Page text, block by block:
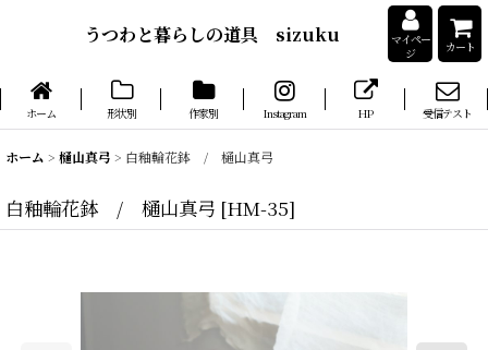
うつわと暮らしの道具 sizuku
マイペー
ジ
カート
ホーム 形状別 作家別 Instagram HP 受信テスト
ホーム > 樋山真弓 > 白釉輪花鉢 / 樋山真弓
白釉輪花鉢 / 樋山真弓 [HM-35]